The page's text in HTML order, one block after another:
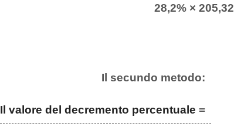
28,2% × 205,32
Il secundo metodo:
Il valore del decremento percentuale =